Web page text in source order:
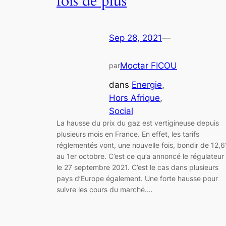
Sep 28, 2021—
parMoctar FICOU
dans Energie
Hors Afrique
Social
La hausse du prix du gaz est vertigineuse depuis
plusieurs mois en France. En effet, les tarifs
réglementés vont, une nouvelle fois, bondir de
au 1er octobre. C’est ce qu’a annoncé le régulateur
le 27 septembre 2021. C’est le cas dans plusieurs
pays d’Europe également. Une forte hausse pour
suivre les cours du marché.…